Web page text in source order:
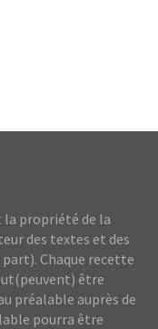
la propriété de la
des textes et des
Chaque recette
être
préalable auprès de
pourra être